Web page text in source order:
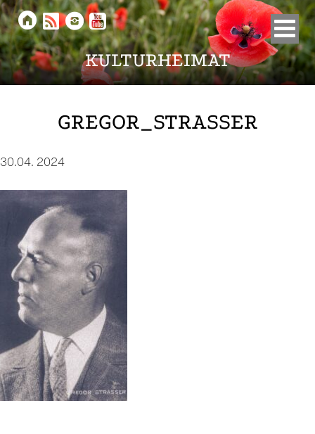
KULTURHEIMAT
    
GREGOR_STRASSER
30.04. 2024